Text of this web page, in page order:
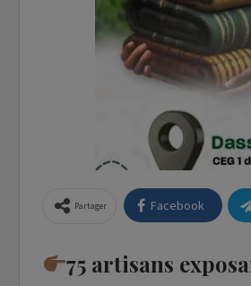
Partager Facebook
75 artisans